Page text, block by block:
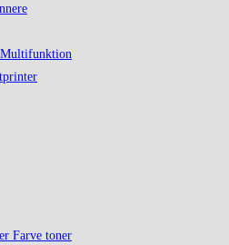
Farve toner